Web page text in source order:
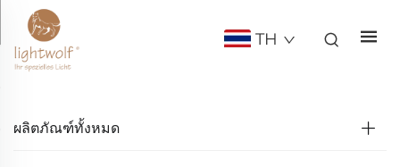
TH
ผลิตภัณฑ์ทั้งหมด